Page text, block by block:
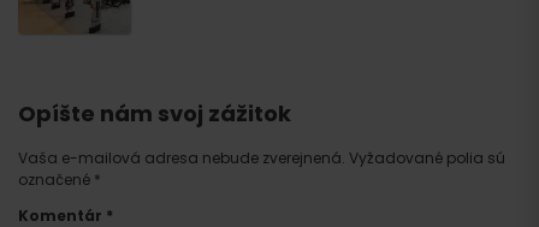
Opíšte nám svoj zážitok
Vaša e-mailová adresa nebude zverejnená. Vyžadované polia sú
označené *
Komentár *